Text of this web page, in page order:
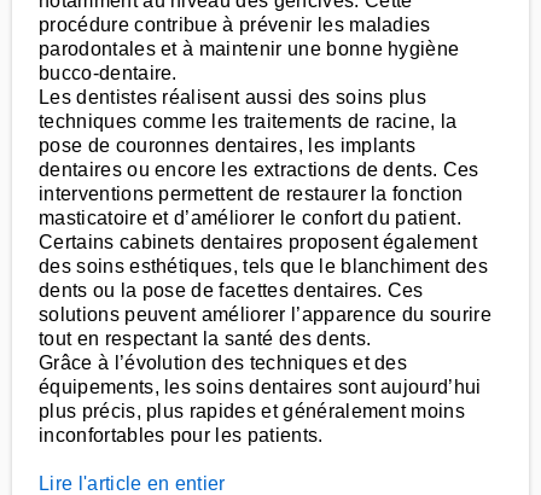
procédure contribue à prévenir les maladies
parodontales et à maintenir une bonne hygiène
bucco-dentaire.
Les dentistes réalisent aussi des soins plus
techniques comme les traitements de racine, la
pose de couronnes dentaires, les implants
dentaires ou encore les extractions de dents. Ces
interventions permettent de restaurer la fonction
masticatoire et d’améliorer le confort du patient.
Certains cabinets dentaires proposent également
des soins esthétiques, tels que le blanchiment des
dents ou la pose de facettes dentaires. Ces
solutions peuvent améliorer l’apparence du sourire
tout en respectant la santé des dents.
Grâce à l’évolution des techniques et des
équipements, les soins dentaires sont aujourd’hui
plus précis, plus rapides et généralement moins
inconfortables pour les patients.
Lire l'article en entier